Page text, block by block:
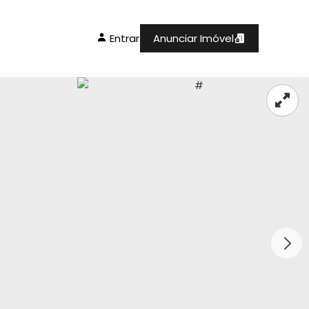
Entrar Anunciar Imóvel